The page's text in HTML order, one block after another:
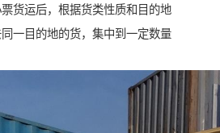
货运后，根据货类性质和目的地
一目的地的货，集中到一定数量